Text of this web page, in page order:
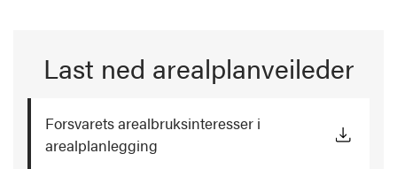
Last ned arealplanveileder
Forsvarets arealbruksinteresser i
arealplanlegging